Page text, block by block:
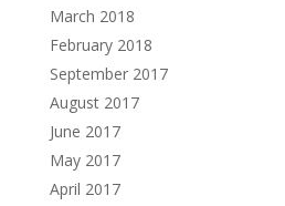
March 2018
February 2018
September 2017
August 2017
June 2017
May 2017
April 2017